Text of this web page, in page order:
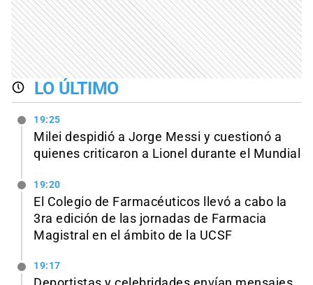
LO ÚLTIMO
19:25
Milei despidió a Jorge Messi y cuestionó a
quienes criticaron a Lionel durante el Mundial
19:20
El Colegio de Farmacéuticos llevó a cabo la
3ra edición de las jornadas de Farmacia
Magistral en el ámbito de la UCSF
19:17